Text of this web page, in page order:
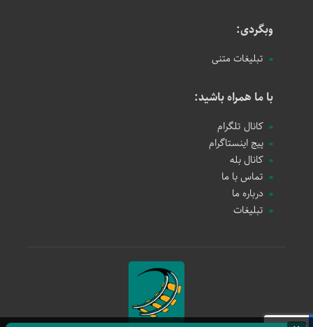
وبگردی:
تبلیغات متنی
با ما همراه باشید:
کانال تلگرام
پیج اینستاگرام
کانال بله
تماس با ما
درباره ما
تبلیغات